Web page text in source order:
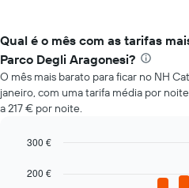
Qual é o mês com as tarifas
Parco Degli Aragonesi?
O mês mais barato para ficar no NH
janeiro, com uma tarifa média por
a 217 € por noite.
chart
graphic.
200 €
300 €